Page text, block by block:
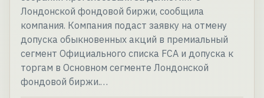
Лондонской фондовой биржи, сообщила
компания. Компания подаст заявку на отмену
допуска обыкновенных акций в премиальный
сегмент Официального списка FCA и допуска к
торгам в Основном сегменте Лондонской
фондовой биржи.…